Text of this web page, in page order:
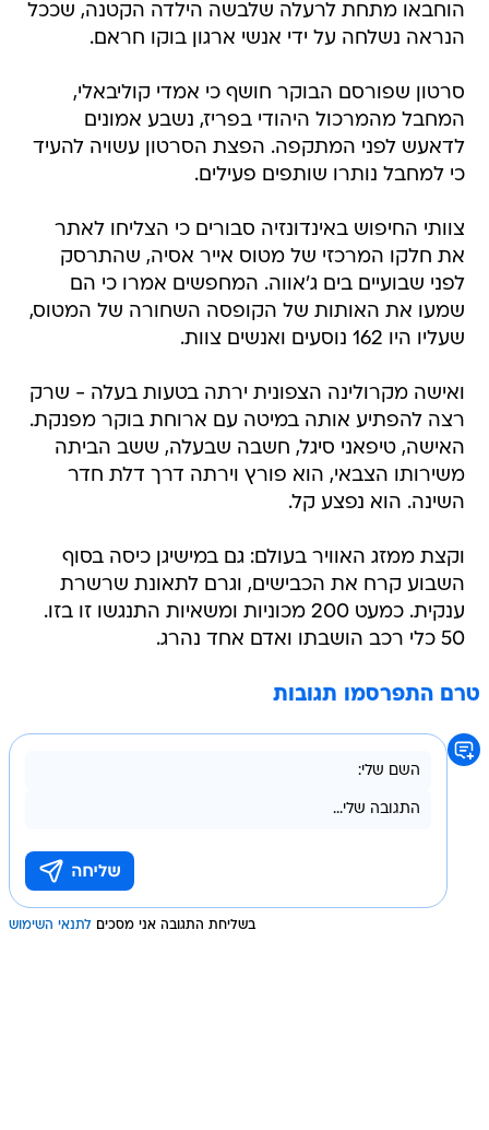
הוחבאו מתחת לרעלה שלבשה הילדה הקטנה, שככל
הנראה נשלחה על ידי אנשי ארגון בוקו חראם.
סרטון שפורסם הבוקר חושף כי אמדי קוליבאלי,
המחבל מהמרכול היהודי בפריז, נשבע אמונים
לדאעש לפני המתקפה. הפצת הסרטון עשויה להעיד
כי למחבל נותרו שותפים פעילים.
צוותי החיפוש באינדונזיה סבורים כי הצליחו לאתר
את חלקו המרכזי של מטוס אייר אסיה, שהתרסק
לפני שבועיים בים ג'אווה. המחפשים אמרו כי הם
שמעו את האותות של הקופסה השחורה של המטוס,
שעליו היו 162 נוסעים ואנשים צוות.
ואישה מקרולינה הצפונית ירתה בטעות בעלה - שרק
רצה להפתיע אותה במיטה עם ארוחת בוקר מפנקת.
האישה, טיפאני סיגל, חשבה שבעלה, ששב הביתה
משירותו הצבאי, הוא פורץ וירתה דרך דלת חדר
השינה. הוא נפצע קל.
וקצת ממזג האוויר בעולם: גם במישיגן כיסה בסוף
השבוע קרח את הכבישים, וגרם לתאונת שרשרת
ענקית. כמעט 200 מכוניות ומשאיות התנגשו זו בזו.
50 כלי רכב הושבתו ואדם אחד נהרג.
טרם התפרסמו תגובות
בשליחת התגובה אני מסכים לתנאי השימוש